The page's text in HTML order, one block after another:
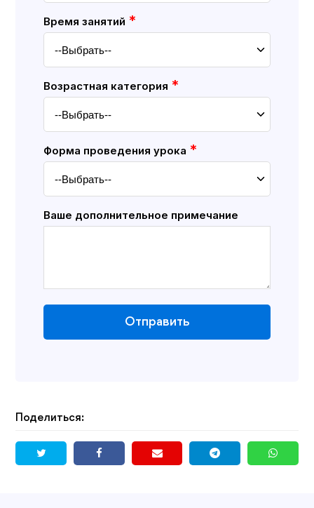
Время занятий *
Возрастная категория *
Форма проведения урока *
Ваше дополнительное примечание
Отправить
Поделиться: